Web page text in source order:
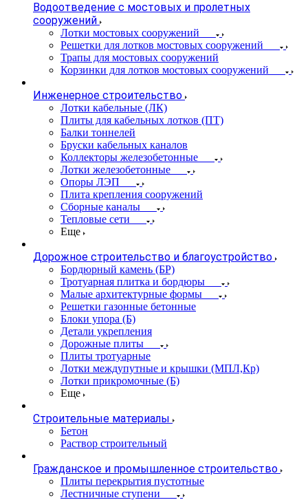
Водоотведение с мостовых и пролетных
сооружений
Лотки мостовых сооружений
Решетки для лотков мостовых сооружений
Трапы для мостовых сооружений
Корзинки для лотков мостовых сооружений
Инженерное строительство
Лотки кабельные (ЛК)
Плиты для кабельных лотков (ПТ)
Балки тоннелей
Бруски кабельных каналов
Коллекторы железобетонные
Лотки железобетонные
Опоры ЛЭП
Плита крепления сооружений
Сборные каналы
Тепловые сети
Еще
Дорожное строительство и благоустройство
Бордюрный камень (БР)
Тротуарная плитка и бордюры
Малые архитектурные формы
Решетки газонные бетонные
Блоки упора (Б)
Детали укрепления
Дорожные плиты
Плиты тротуарные
Лотки междупутные и крышки (МПЛ,Кр)
Лотки прикромочные (Б)
Еще
Строительные материалы
Бетон
Раствор строительный
Гражданское и промышленное строительство
Плиты перекрытия пустотные
Лестничные ступени